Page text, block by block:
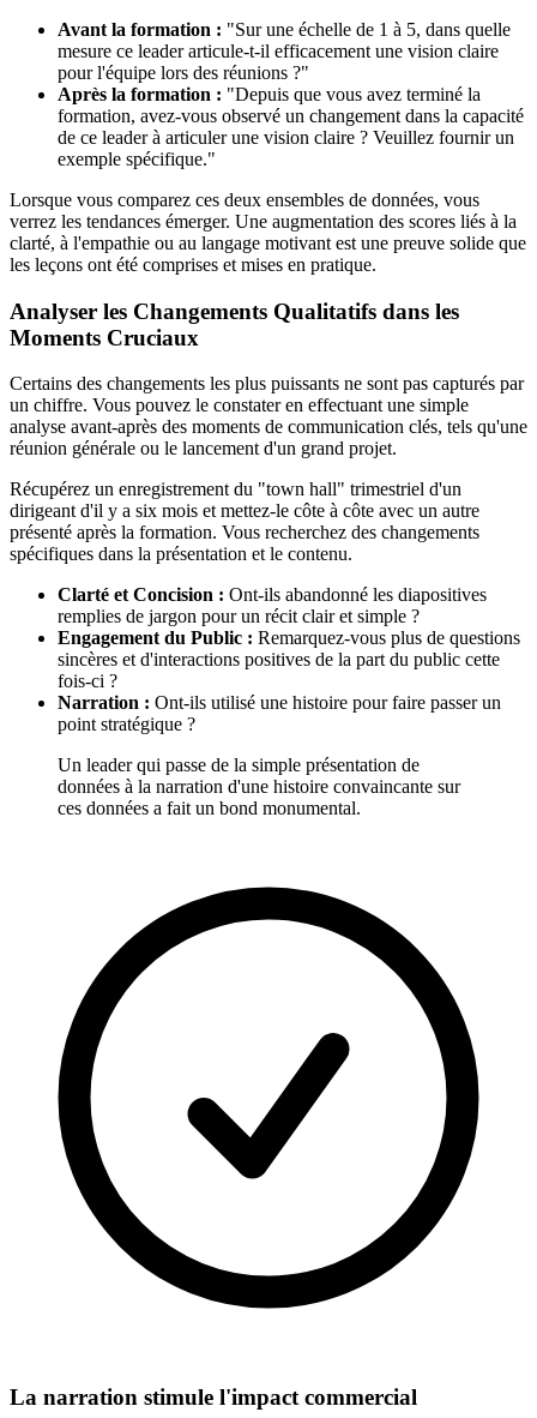
Avant la formation : "Sur une échelle de 1 à 5, dans quelle
mesure ce leader articule-t-il efficacement une vision claire
pour l'équipe lors des réunions ?"
Après la formation : "Depuis que vous avez terminé la
formation, avez-vous observé un changement dans la capacité
de ce leader à articuler une vision claire ? Veuillez fournir un
exemple spécifique."
Lorsque vous comparez ces deux ensembles de données, vous
verrez les tendances émerger. Une augmentation des scores liés à la
clarté, à l'empathie ou au langage motivant est une preuve solide que
les leçons ont été comprises et mises en pratique.
Analyser les Changements Qualitatifs dans les
Moments Cruciaux
Certains des changements les plus puissants ne sont pas capturés par
un chiffre. Vous pouvez le constater en effectuant une simple
analyse avant-après des moments de communication clés, tels qu'une
réunion générale ou le lancement d'un grand projet.
Récupérez un enregistrement du "town hall" trimestriel d'un
dirigeant d'il y a six mois et mettez-le côte à côte avec un autre
présenté après la formation. Vous recherchez des changements
spécifiques dans la présentation et le contenu.
Clarté et Concision : Ont-ils abandonné les diapositives
remplies de jargon pour un récit clair et simple ?
Engagement du Public : Remarquez-vous plus de questions
sincères et d'interactions positives de la part du public cette
fois-ci ?
Narration : Ont-ils utilisé une histoire pour faire passer un
point stratégique ?
Un leader qui passe de la simple présentation de
données à la narration d'une histoire convaincante sur
ces données a fait un bond monumental.
La narration stimule l'impact commercial